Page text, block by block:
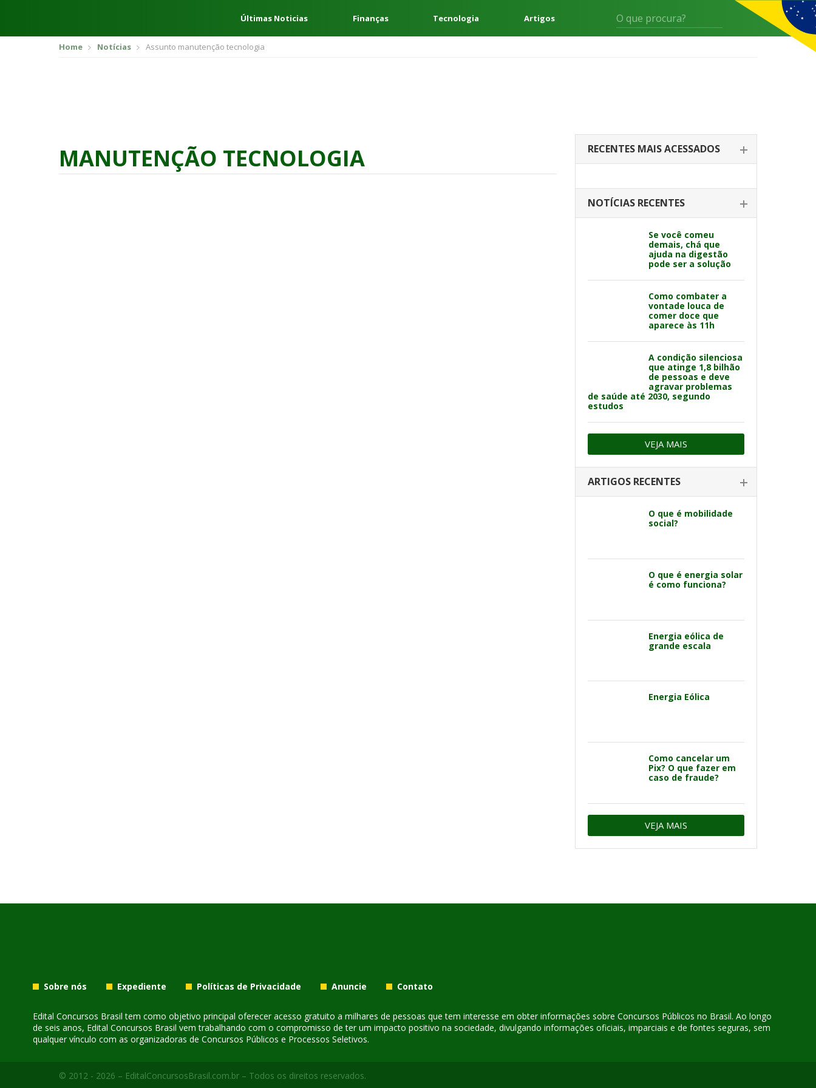
Últimas Noticias Finanças Tecnologia Artigos
Home Notícias Assunto manutenção tecnologia
MANUTENÇÃO TECNOLOGIA RECENTES MAIS ACESSADOS
NOTÍCIAS RECENTES
Se você comeu
demais, chá que
ajuda na digestão
pode ser a solução
Como combater a
vontade louca de
comer doce que
aparece às 11h
A condição silenciosa
que atinge 1,8 bilhão
de pessoas e deve
agravar problemas
de saúde até 2030, segundo
estudos
VEJA MAIS
ARTIGOS RECENTES
O que é mobilidade
social?
O que é energia solar
é como funciona?
Energia eólica de
grande escala
Energia Eólica
Como cancelar um
Pix? O que fazer em
caso de fraude?
VEJA MAIS
Sobre nós Expediente Políticas de Privacidade Anuncie Contato
Edital Concursos Brasil tem como objetivo principal oferecer acesso gratuito a milhares de pessoas que tem interesse em obter informações sobre Concursos Públicos no Brasil. Ao longo
de seis anos, Edital Concursos Brasil vem trabalhando com o compromisso de ter um impacto positivo na sociedade, divulgando informações oficiais, imparciais e de fontes seguras, sem
qualquer vínculo com as organizadoras de Concursos Públicos e Processos Seletivos.
© 2012 - 2026 – EditalConcursosBrasil.com.br – Todos os direitos reservados.